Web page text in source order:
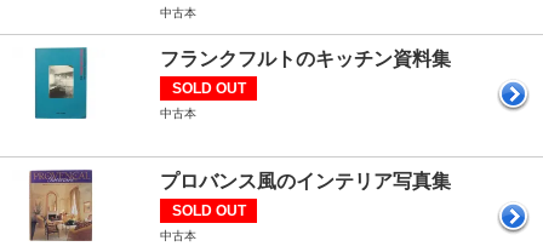
中古本
フランクフルトのキッチン資料集
SOLD OUT
中古本
プロバンス風のインテリア写真集
SOLD OUT
中古本